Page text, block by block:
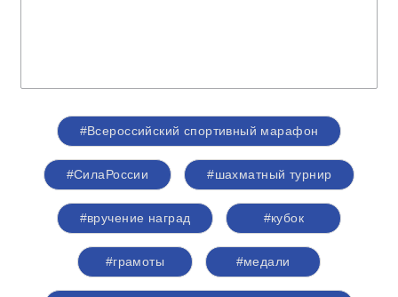
#Всероссийский спортивный марафон
#СилаРоссии #шахматный турнир
#вручение наград #кубок
#грамоты #медали